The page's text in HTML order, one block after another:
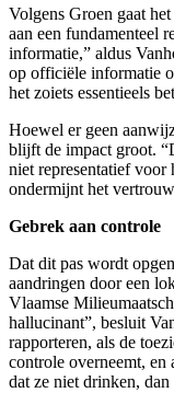
Volgens Groen gaat
aan een fundamenteel
informatie,” aldus
op officiële informatie
het zoiets essentieels
Hoewel er geen
blijft de impact groot.
niet representatief voor
ondermijnt het
Gebrek aan controle
Dat dit pas wordt
aandringen door een
Vlaamse
hallucinant”, besluit
rapporteren, als de
controle overneemt,
dat ze niet drinken, dan